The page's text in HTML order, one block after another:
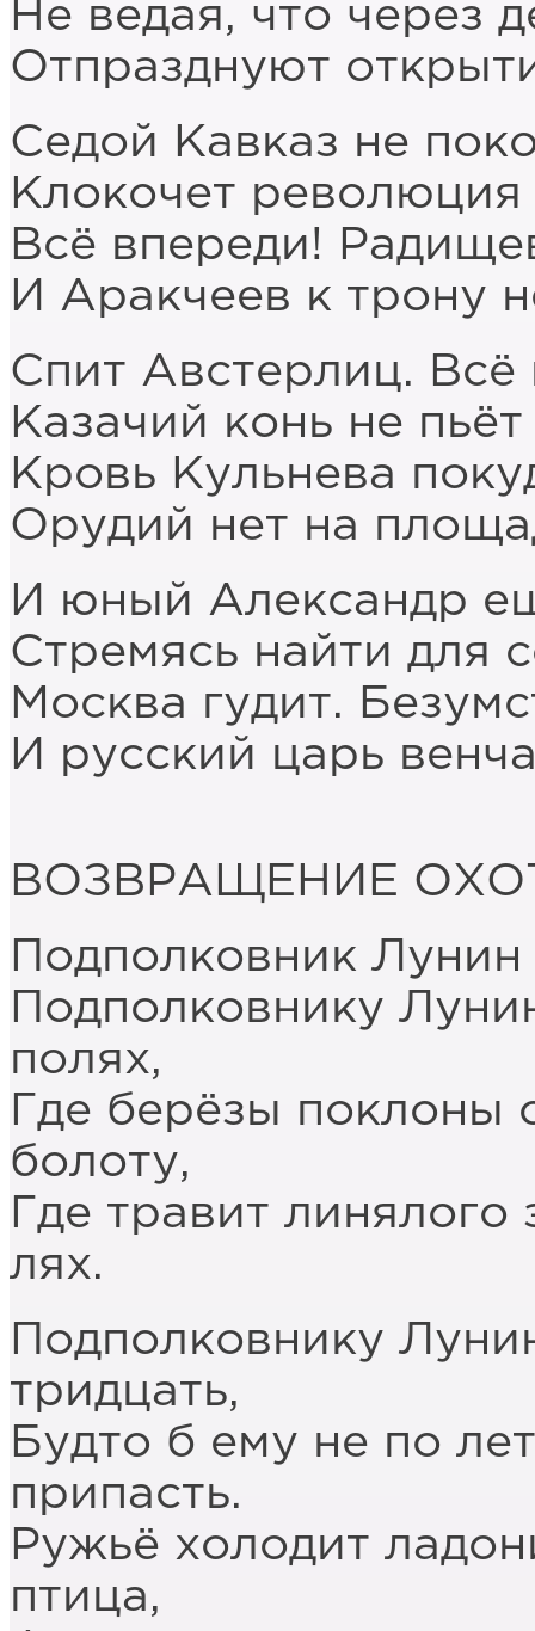
Не ведая, что через
Отпразднуют
Седой Кавказ не
Клокочет
Всё впереди!
И Аракчеев к трону
Спит Австерлиц. Всё
Казачий конь не
Кровь Кульнева
Орудий нет на
И юный Александр
Стремясь найти для
Москва гудит.
И русский царь
ВОЗВРАЩЕНИЕ
Подполковник
Подполковнику
полях,
Где берёзы
болоту,
Где травит
лях.
Подполковнику
тридцать,
Будто б ему не по
припасть.
Ружьё холодит
птица,